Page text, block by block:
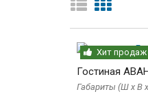
Хит продаж
Гостиная
Габариты (Ш x В